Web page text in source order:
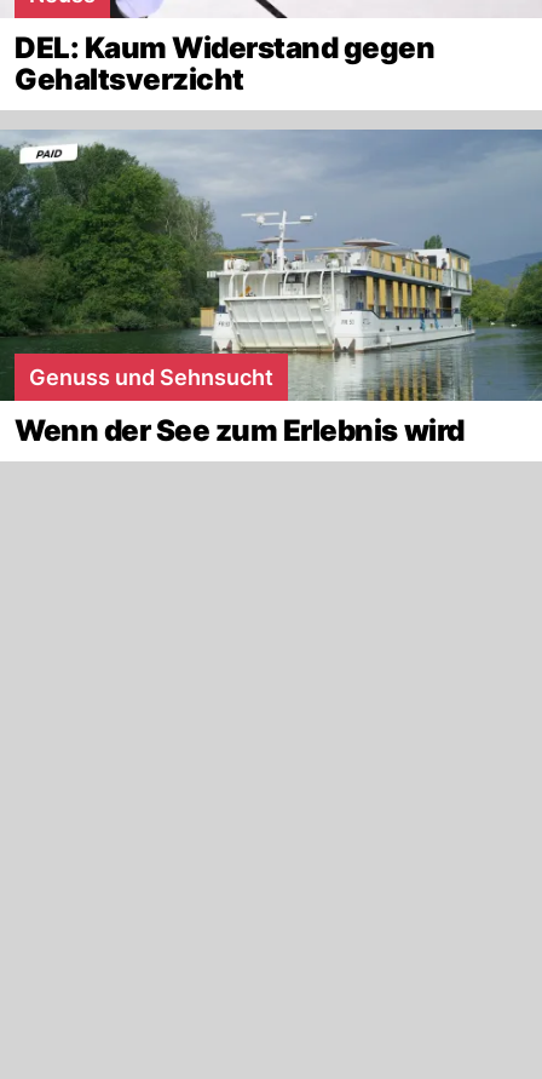
DEL: Kaum Widerstand gegen
Gehaltsverzicht
Genuss und Sehnsucht
Wenn der See zum Erlebnis wird